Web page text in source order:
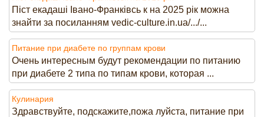
Піст екадаші Івано-Франківсь к на 2025 рік можна
знайти за посиланням vedic-culture.in.ua/.../...
Питание при диабете по группам крови
Очень интересным будут рекомендации по питанию
при диабете 2 типа по типам крови, которая ...
Кулинария
Здравствуйте, подскажите,пожа луйста, питание при